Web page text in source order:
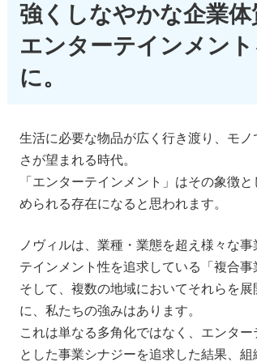
強くしなやかな企業体
エンターテインメン
に。
生活に必要な物品が広く行き渡り、モ
さが望まれる時代。
「エンターテインメント」はその象徴
められる存在になると思われます。
ノヴィルは、業種・業態を超え様々な
テインメント性を追求している「複合事
そして、複数の地域においてそれらを展
に、私たちの強みはあります。
これは単なる多角化ではなく、エンタ
とした事業シナジーを追求した結果、組